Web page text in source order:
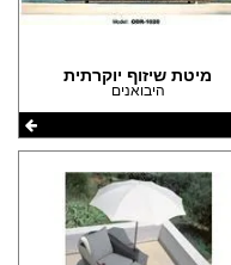
מיטת שיזוף יוקרתית
היבואנים